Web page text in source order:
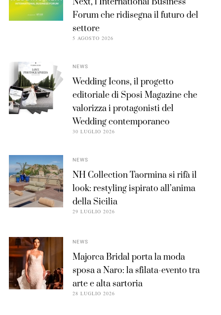
Forum che ridisegna il futuro del
settore
5 AGOSTO 2026
NEWS
Wedding Icons, il progetto
editoriale di Sposi Magazine che
valorizza i protagonisti del
Wedding contemporaneo
30 LUGLIO 2026
NEWS
NH Collection Taormina si rifà il
look: restyling ispirato all’anima
della Sicilia
29 LUGLIO 2026
NEWS
Majorca Bridal porta la moda
sposa a Naro: la sfilata-evento tra
arte e alta sartoria
28 LUGLIO 2026